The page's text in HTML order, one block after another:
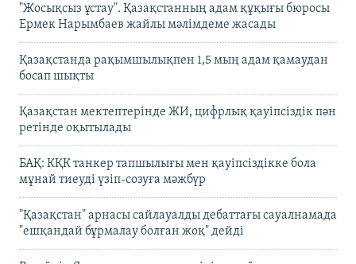
"Жосықсыз ұстау". Қазақстанның адам құқығы бюросы
Ермек Нарымбаев жайлы мәлімдеме жасады
Қазақстанда рақымшылықпен 1,5 мың адам қамаудан
босап шықты
Қазақстан мектептерінде ЖИ, цифрлық қауіпсіздік пән
ретінде оқытылады
БАҚ: КҚК танкер тапшылығы мен қауіпсіздікке бола
мұнай тиеуді үзіп-созуға мәжбүр
"Қазақстан" арнасы сайлауалды дебаттағы сауалнамада
"ешқандай бұрмалау болған жоқ" дейді